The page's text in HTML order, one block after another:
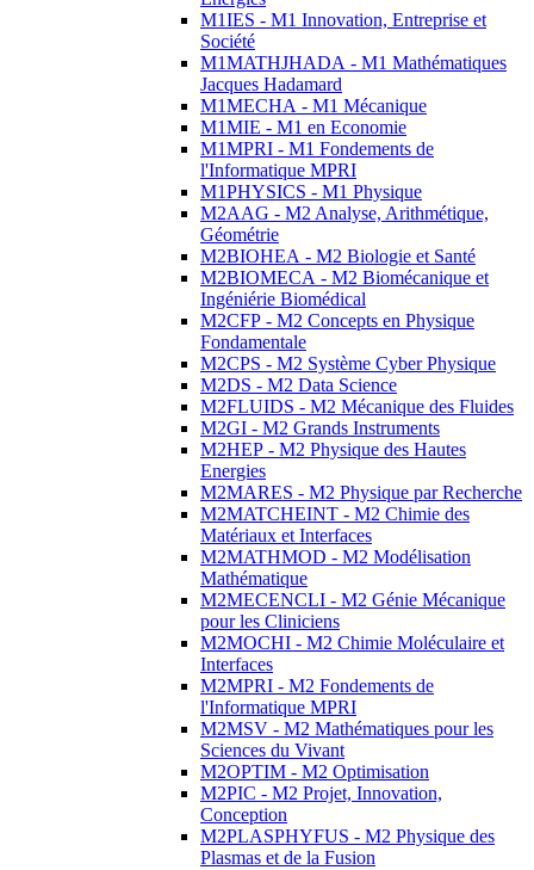
M1IES - M1 Innovation, Entreprise et
Société
M1MATHJHADA - M1 Mathématiques
Jacques Hadamard
M1MECHA - M1 Mécanique
M1MIE - M1 en Economie
M1MPRI - M1 Fondements de
l'Informatique MPRI
M1PHYSICS - M1 Physique
M2AAG - M2 Analyse, Arithmétique,
Géométrie
M2BIOHEA - M2 Biologie et Santé
M2BIOMECA - M2 Biomécanique et
Ingéniérie Biomédical
M2CFP - M2 Concepts en Physique
Fondamentale
M2CPS - M2 Système Cyber Physique
M2DS - M2 Data Science
M2FLUIDS - M2 Mécanique des Fluides
M2GI - M2 Grands Instruments
M2HEP - M2 Physique des Hautes
Energies
M2MARES - M2 Physique par Recherche
M2MATCHEINT - M2 Chimie des
Matériaux et Interfaces
M2MATHMOD - M2 Modélisation
Mathématique
M2MECENCLI - M2 Génie Mécanique
pour les Cliniciens
M2MOCHI - M2 Chimie Moléculaire et
Interfaces
M2MPRI - M2 Fondements de
l'Informatique MPRI
M2MSV - M2 Mathématiques pour les
Sciences du Vivant
M2OPTIM - M2 Optimisation
M2PIC - M2 Projet, Innovation,
Conception
M2PLASPHYFUS - M2 Physique des
Plasmas et de la Fusion